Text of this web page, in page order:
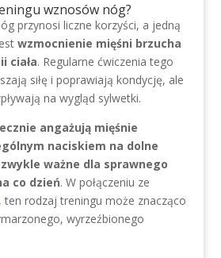
wznosów nóg?
przynosi liczne korzyści, a jedną
wzmocnienie mięśni brzucha
ciała. Regularne ćwiczenia tego
siłę i poprawiają kondycję, ale
na wygląd sylwetki.
angażują mięśnie
naciskiem na dolne
ważne dla sprawnego
co dzień. W połączeniu ze
, ten rodzaj treningu może znacząco
wyrzeźbionego